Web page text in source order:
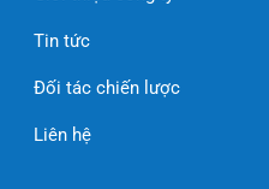
Tin tức
Đối tác chiến lược
Liên hệ